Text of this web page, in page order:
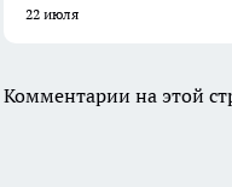
22 июля
Комментарии на этой